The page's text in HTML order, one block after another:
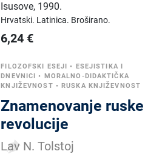
Isusove, 1990.
Hrvatski. Latinica. Broširano.
6,24 €
FILOZOFSKI ESEJI • ESEJISTIKA I
DNEVNICI • MORALNO-DIDAKTIČKA
KNJIŽEVNOST •RUSKA KNJIŽEVNOST
Znamenovanje ruske
revolucije
Lav N. Tolstoj